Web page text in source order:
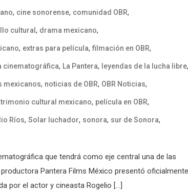
, cine sonorense, comunidad OBR,
cultural , drama mexicano,
, extras para película, filmación en OBR,
cinematográfica, La Pantera, leyendas de la lucha libre,
mexicanos, noticias de OBR, OBR Noticias,
cultural mexicano, película en OBR,
Ríos, Solar luchador, sonora, sur de Sonora,
que tendrá como eje central una de las
Pantera Films México presentó oficialmente
por el actor y cineasta Rogelio […]